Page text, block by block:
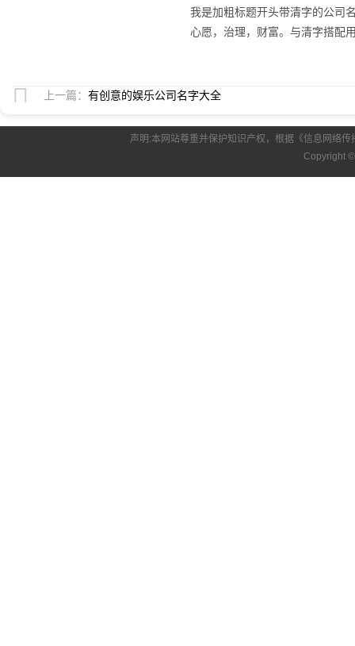
我是加粗标题开头带清字的公司
心愿，治理，财富。与清字搭配
上一篇： 有创意的娱乐公司名字大全
声明:本网站尊重并保护知识产权，根据《信息网络
Copyright